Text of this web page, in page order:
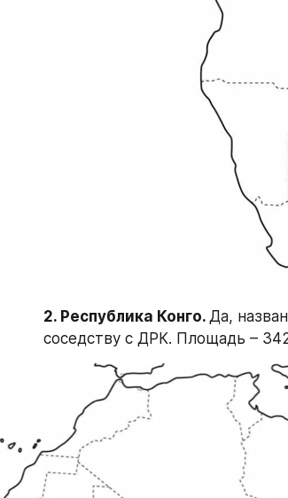
2. Республика Конго. Да,
соседству с ДРК. Площадь –